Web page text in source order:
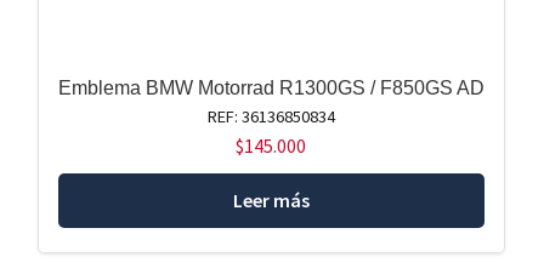
Emblema BMW Motorrad R1300GS / F850GS AD
REF: 36136850834
$145.000
Leer más